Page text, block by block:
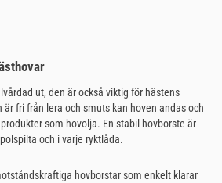
ut, den är också viktig för hästens
är fri från lera och smuts kan hoven andas och
som hovolja. En stabil hovborste är
och i varje ryktlåda.
hovborstar som enkelt klarar